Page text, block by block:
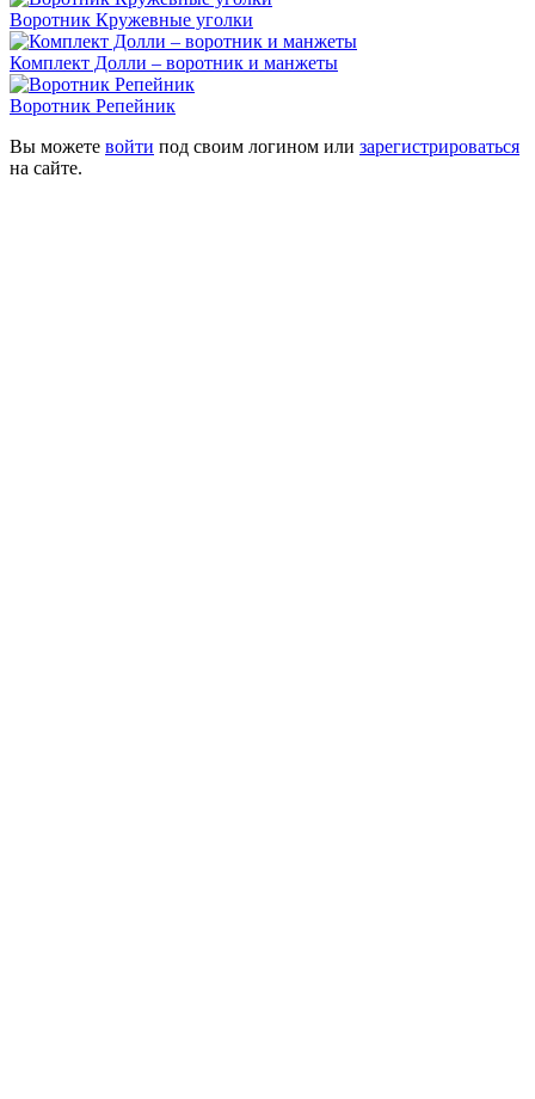
Воротник Кружевные уголки
Комплект Долли – воротник и манжеты
Воротник Репейник
Вы можете войти под своим логином или зарегистрироваться
на сайте.